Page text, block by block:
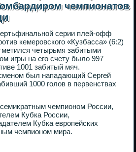
чемпионатов
серии плей-офф
кемеровского «Кузбасса» (6:2)
четырьмя забитыми
игры на его счету было 997
1001 забитый мяч.
был нападающий Сергей
1000 голов в первенствах
чемпионом России,
Кубка России,
Кубка европейских
чемпионом мира.